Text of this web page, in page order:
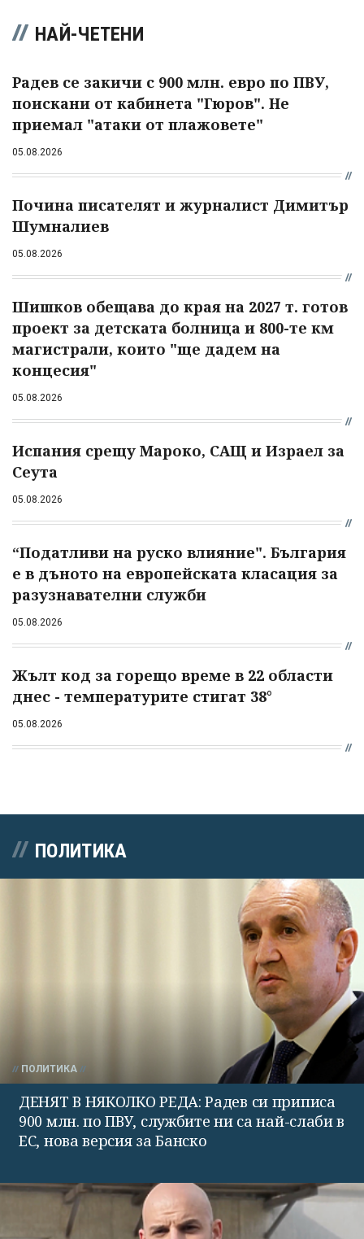
НАЙ-ЧЕТЕНИ
Радев се закичи с 900 млн. евро по ПВУ,
поискани от кабинета "Гюров". Не
приемал "атаки от плажовете"
05.08.2026
Почина писателят и журналист Димитър
Шумналиев
05.08.2026
Шишков обещава до края на 2027 т. готов
проект за детската болница и 800-те км
магистрали, които "ще дадем на
концесия"
05.08.2026
Испания срещу Мароко, САЩ и Израел за
Сеута
05.08.2026
“Податливи на руско влияние". България
е в дъното на европейската класация за
разузнавателни служби
05.08.2026
Жълт код за горещо време в 22 области
днес - температурите стигат 38°
05.08.2026
ПОЛИТИКА
ПОЛИТИКА
ДЕНЯТ В НЯКОЛКО РЕДА: Радев си приписа
900 млн. по ПВУ, службите ни са най-слаби в
ЕС, нова версия за Банско